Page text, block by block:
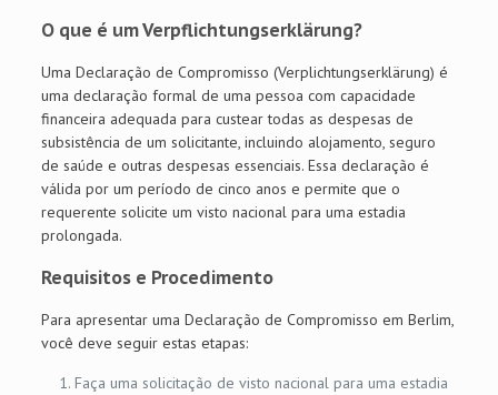
O que é um Verpflichtungserklärung?
Uma Declaração de Compromisso (Verplichtungserklärung) é
uma declaração formal de uma pessoa com capacidade
financeira adequada para custear todas as despesas de
subsistência de um solicitante, incluindo alojamento, seguro
de saúde e outras despesas essenciais. Essa declaração é
válida por um período de cinco anos e permite que o
requerente solicite um visto nacional para uma estadia
prolongada.
Requisitos e Procedimento
Para apresentar uma Declaração de Compromisso em Berlim,
você deve seguir estas etapas:
Faça uma solicitação de visto nacional para uma estadia